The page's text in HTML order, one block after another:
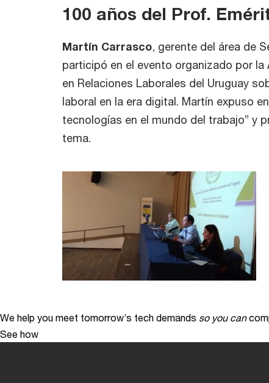
100 años del Prof.
Martín Carrasco, gerente del área de
participó en el evento organizado por
en Relaciones Laborales del Uruguay
laboral en la era digital. Martín expuso
tecnologías en el mundo del trabajo” y
tema.
We help you meet tomorrow’s tech demands so you can
See how